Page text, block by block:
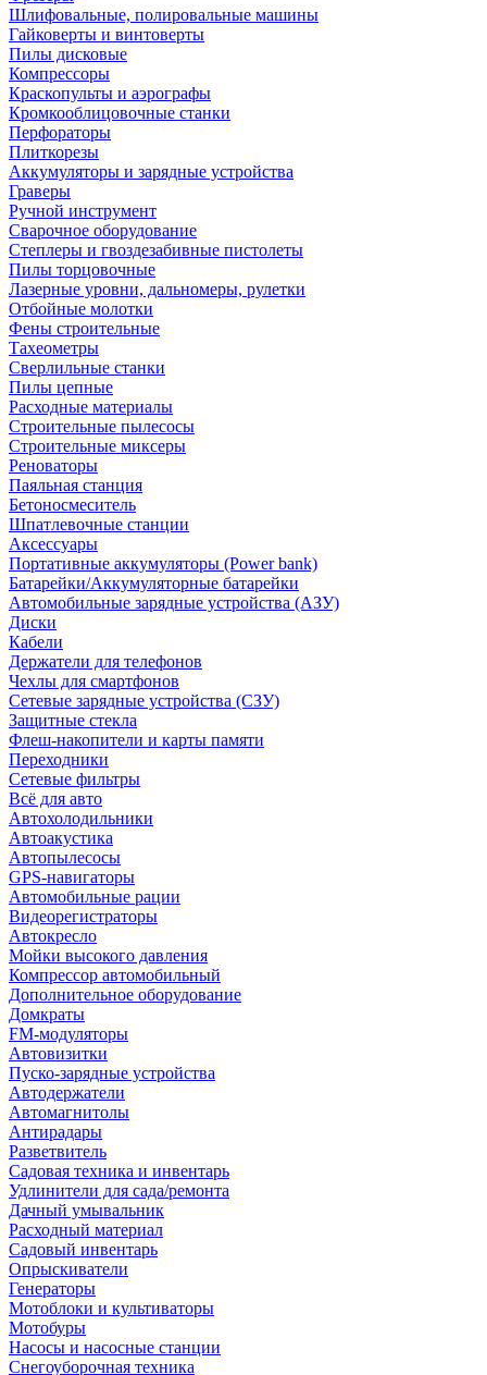
Шлифовальные, полировальные машины
Гайковерты и винтоверты
Пилы дисковые
Компрессоры
Краскопульты и аэрографы
Кромкооблицовочные станки
Перфораторы
Плиткорезы
Аккумуляторы и зарядные устройства
Граверы
Ручной инструмент
Сварочное оборудование
Степлеры и гвоздезабивные пистолеты
Пилы торцовочные
Лазерные уровни, дальномеры, рулетки
Отбойные молотки
Фены строительные
Тахеометры
Сверлильные станки
Пилы цепные
Расходные материалы
Строительные пылесосы
Строительные миксеры
Реноваторы
Паяльная станция
Бетоносмеситель
Шпатлевочные станции
Аксессуары
Портативные аккумуляторы (Power bank)
Батарейки/Аккумуляторные батарейки
Автомобильные зарядные устройства (АЗУ)
Диски
Кабели
Держатели для телефонов
Чехлы для смартфонов
Сетевые зарядные устройства (СЗУ)
Защитные стекла
Флеш-накопители и карты памяти
Переходники
Сетевые фильтры
Всё для авто
Автохолодильники
Автоакустика
Автопылесосы
GPS-навигаторы
Автомобильные рации
Видеорегистраторы
Автокресло
Мойки высокого давления
Компрессор автомобильный
Дополнительное оборудование
Домкраты
FM-модуляторы
Автовизитки
Пуско-зарядные устройства
Автодержатели
Автомагнитолы
Антирадары
Разветвитель
Садовая техника и инвентарь
Удлинители для сада/ремонта
Дачный умывальник
Расходный материал
Садовый инвентарь
Опрыскиватели
Генераторы
Мотоблоки и культиваторы
Мотобуры
Насосы и насосные станции
Снегоуборочная техника